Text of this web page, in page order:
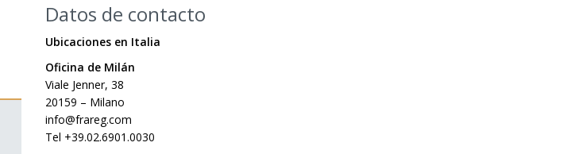
Datos de contacto
Ubicaciones en Italia
Oficina de Milán
Viale Jenner, 38
20159 – Milano
info@frareg.com
Tel +39.02.6901.0030